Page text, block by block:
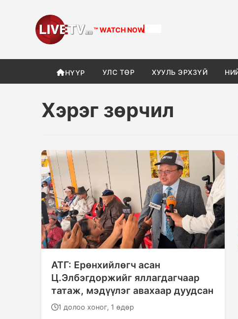
™ WATCH NOW
НҮҮР УЛС ТӨР ХУУЛЬ ЭРХЗҮЙ
Хэрэг зөрчил
АТГ: Ерөнхийлөгч асан
Ц.Элбэгдоржийг яллагдагчаар
татаж, мэдүүлэг авахаар дуудсан
1 долоо хоног, 1 өдөр